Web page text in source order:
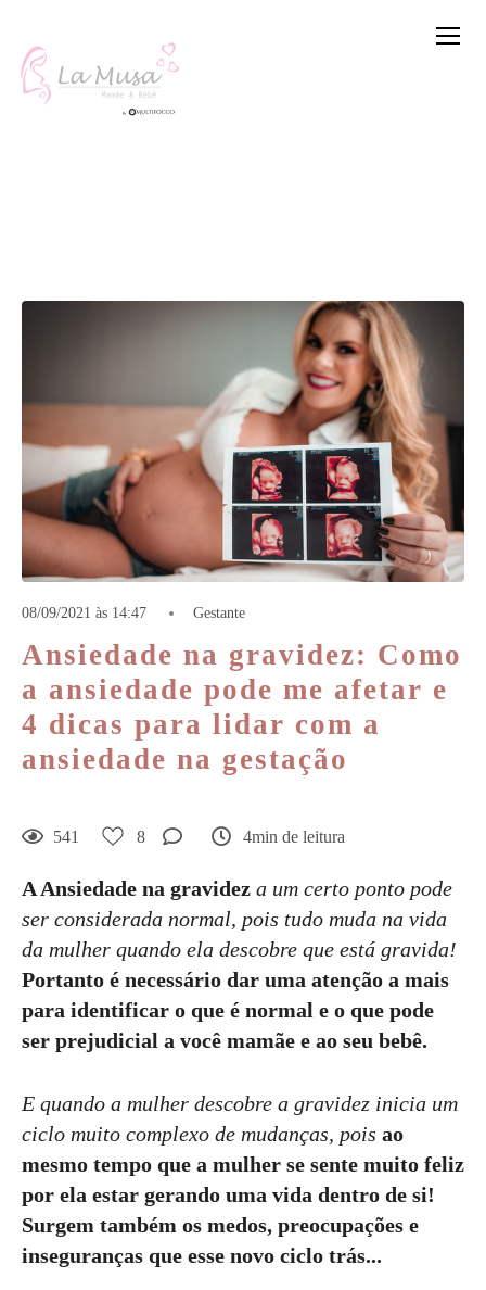
08/09/2021 às 14:47 Gestante
Ansiedade na gravidez: Como
a ansiedade pode me afetar e
4 dicas para lidar com a
ansiedade na gestação
541 8 4min de leitura
A Ansiedade na gravidez a um certo ponto pode
ser considerada normal, pois tudo muda na vida
da mulher quando ela descobre que está gravida!
Portanto é necessário dar uma atenção a mais
para identificar o que é normal e o que pode
ser prejudicial a você mamãe e ao seu bebê.
E quando a mulher descobre a gravidez inicia um
ciclo muito complexo de mudanças, pois ao
mesmo tempo que a mulher se sente muito feliz
por ela estar gerando uma vida dentro de si!
Surgem também os medos, preocupações e
inseguranças que esse novo ciclo trás...